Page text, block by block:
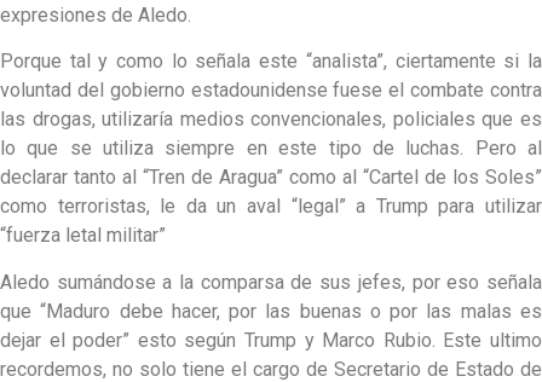
expresiones de Aledo.
Porque tal y como lo señala este “analista”, ciertamente si la
voluntad del gobierno estadounidense fuese el combate contra
las drogas, utilizaría medios convencionales, policiales que es
lo que se utiliza siempre en este tipo de luchas. Pero al
declarar tanto al “Tren de Aragua” como al “Cartel de los Soles”
como terroristas, le da un aval “legal” a Trump para utilizar
“fuerza letal militar”
Aledo sumándose a la comparsa de sus jefes, por eso señala
que “Maduro debe hacer, por las buenas o por las malas es
dejar el poder” esto según Trump y Marco Rubio. Este ultimo
recordemos, no solo tiene el cargo de Secretario de Estado de